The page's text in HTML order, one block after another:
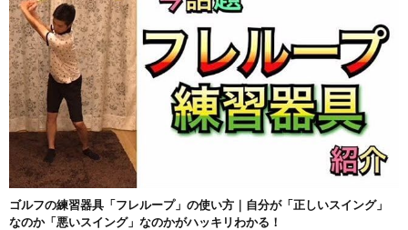
ゴルフの練習器具「フレループ」の使い方｜自分が「正しいスイング」
なのか「悪いスイング」なのかがハッキリわかる！